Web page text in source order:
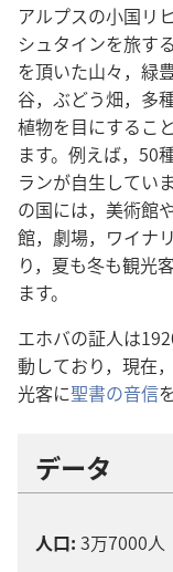
アルプスの小国リ
シュタインを旅す
を頂いた山々，緑
谷，ぶどう畑，多
植物を目にするこ
ます。例えば，50
ランが自生してい
の国には，美術館
館，劇場，ワイナ
り，夏も冬も観光
ます。
エホバの証人は
動しており，現在
光客に聖書の音信
データ
人口: 3万7000人